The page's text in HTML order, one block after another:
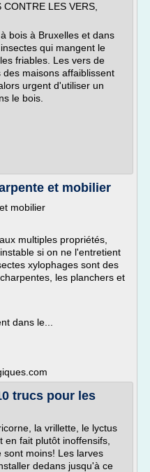
LES VERS,
bois à Bruxelles et dans
qui mangent le
friables. Les vers de
maisons affaiblissent
urgent d'utiliser un
le bois.
et mobilier
mobilier
multiples propriétés,
si on ne l'entretient
xylophages sont des
les planchers et
dans le...
trucs pour les
la vrillette, le lyctus
en fait plutôt inoffensifs,
sont moins! Les larves
dedans jusqu'à ce